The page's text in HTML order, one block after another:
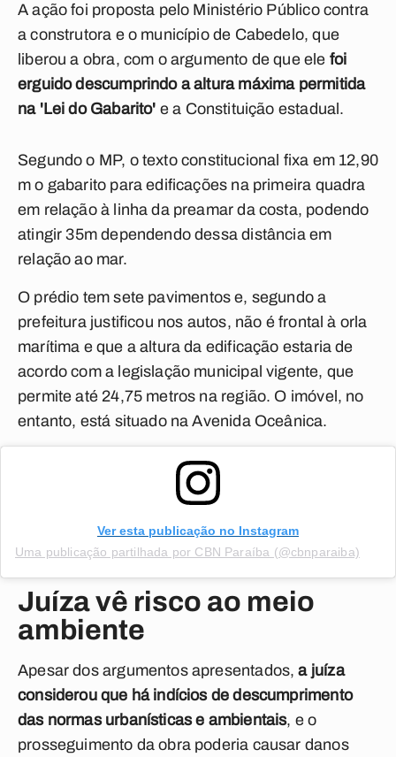
A ação foi proposta pelo Ministério Público contra
a construtora e o município de Cabedelo, que
liberou a obra, com o argumento de que ele foi
erguido descumprindo a altura máxima permitida
na 'Lei do Gabarito' e a Constituição estadual.
Segundo o MP, otexto constitucional fixa em 12,90
m o gabarito para edificações na primeira quadra
em relação à linha da preamar da costa, podendo
atingir 35m dependendo dessa distância em
relação ao mar.
O prédio tem sete pavimentos e, segundo a
prefeitura justificou nos autos, não é frontal à orla
marítima e que a altura da edificação estaria de
acordo com a legislação municipal vigente, que
permite até 24,75 metros na região. O imóvel, no
entanto, está situado na Avenida Oceânica.
Ver esta publicação no Instagram
Uma publicação partilhada por CBN Paraíba (@cbnparaiba)
Juíza vê risco ao meio
ambiente
Apesar dos argumentos apresentados,a juíza
considerou que há indícios de descumprimento
das normas urbanísticas e ambientais, e o
prosseguimento da obra poderia causar danos